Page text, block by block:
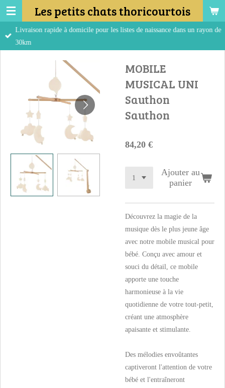
Passer
au
contenu
Les petits chats thoricourtois
Livraison rapide à domicile pour les listes de naissance dans un rayon de
30km
MOBILE
MUSICAL UNI
Sauthon
Sauthon
84,20 €
Ajouter au
panier
Découvrez la magie de la
musique dès le plus jeune âge
avec notre mobile musical pour
bébé. Conçu avec amour et
souci du détail, ce mobile
apporte une touche
harmonieuse à la vie
quotidienne de votre tout-petit,
créant une atmosphère
apaisante et stimulante.
Des mélodies envoûtantes
captiveront l'attention de votre
bébé et l'entraîneront